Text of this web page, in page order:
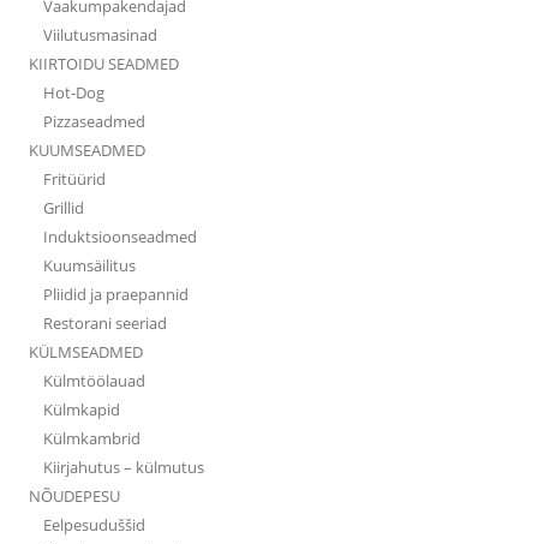
Vaakumpakendajad
Viilutusmasinad
KIIRTOIDU SEADMED
Hot-Dog
Pizzaseadmed
KUUMSEADMED
Fritüürid
Grillid
Induktsioonseadmed
Kuumsäilitus
Pliidid ja praepannid
Restorani seeriad
KÜLMSEADMED
Külmtöölauad
Külmkapid
Külmkambrid
Kiirjahutus – külmutus
NÕUDEPESU
Eelpesuduššid